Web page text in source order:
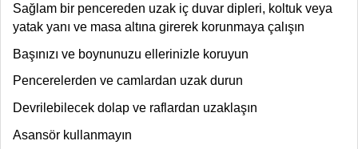
Sağlam bir pencereden uzak iç duvar dipleri, koltuk veya
yatak yanı ve masa altına girerek korunmaya çalışın
Başınızı ve boynunuzu ellerinizle koruyun
Pencerelerden ve camlardan uzak durun
Devrilebilecek dolap ve raflardan uzaklaşın
Asansör kullanmayın